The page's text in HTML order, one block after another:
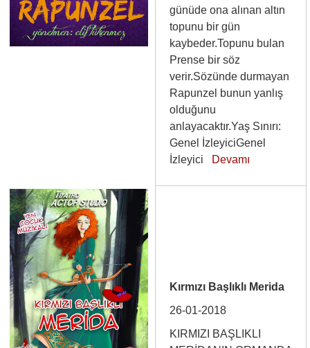
günüde ona alınan altın
topunu bir gün
kaybeder.Topunu bulan
Prense bir söz
verir.Sözünde durmayan
Rapunzel bunun yanlış
olduğunu
anlayacaktır.Yaş Sınırı:
Genel İzleyiciGenel
İzleyici Devamı
Kırmızı Başlıklı Merida
26-01-2018
KIRMIZI BAŞLIKLI